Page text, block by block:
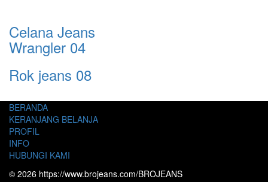
Celana Jeans
Wrangler 04
Rok jeans 08
BERANDA
KERANJANG BELANJA
PROFIL
INFO
HUBUNGI KAMI
© 2026 https://www.brojeans.com/BROJEANS